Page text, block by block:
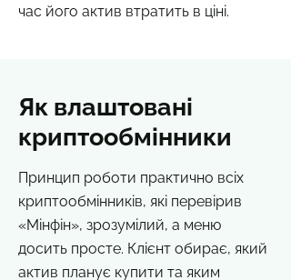
час його актив втратить в ціні.
Як влаштовані
криптообмінники
Принцип роботи практично всіх
криптообмінників, які перевірив
«Мінфін», зрозумілий, а меню
досить просте. Клієнт обирає, який
актив планує купити та яким